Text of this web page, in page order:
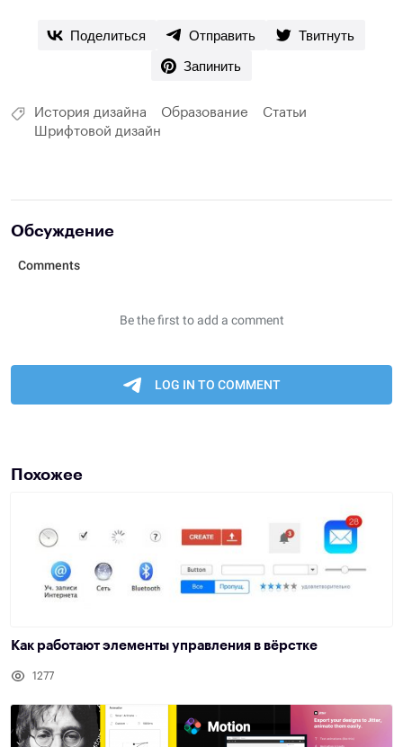
Поделиться Отправить
Твитнуть
Запинить
История дизайна Образование
Статьи
Шрифтовой дизайн
Обсуждение
Похожее
Как работают элементы управления в вёрстке
1277